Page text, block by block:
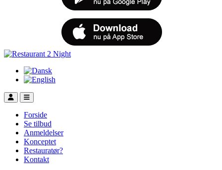
Forside
Se tilbud
Anmeldelser
Konceptet
Restauratør?
Kontakt